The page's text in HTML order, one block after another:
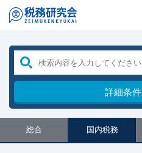
詳細条
総合 国内税務